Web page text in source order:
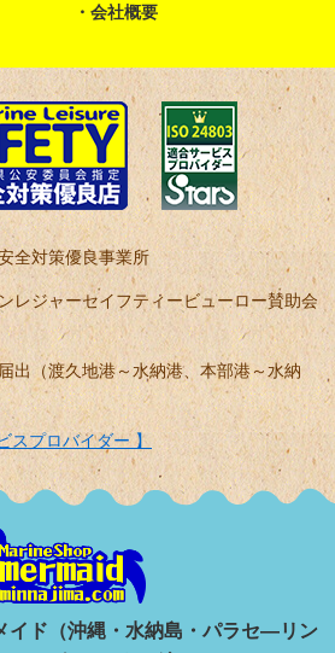
会社概要
全対策優良事業所
レジャーセイフティービューロー賛助会
出（渡久地港～水納港、本部港～水納
スプロバイダー 】
イド（沖縄・水納島・パラセ―リン